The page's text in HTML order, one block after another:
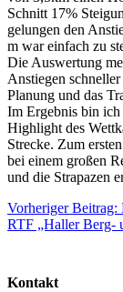
Schnitt 17%
gelungen den
m war einfach zu
Die Auswertung
Anstiegen
Planung und das
Im Ergebnis bin
Highlight des
Strecke. Zum
bei einem großen
und die Strapazen
Vorheriger
RTF „Haller Berg-
Kontakt